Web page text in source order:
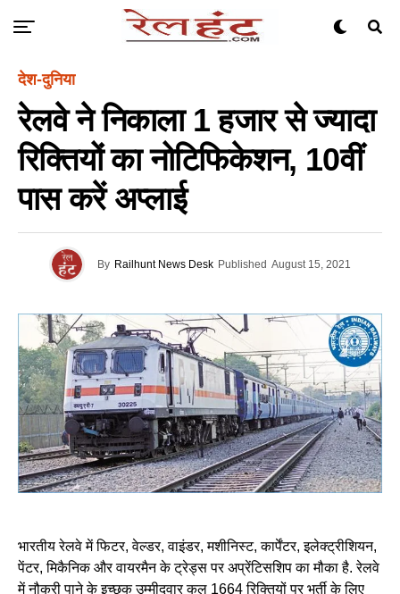
देश-दुनिया
रेलवे ने निकाला 1 हजार से ज्‍यादा
रिक्तियों का नोटिफिकेशन, 10वीं
पास करें अप्‍लाई
By Railhunt News Desk Published August 15, 2021
भारतीय रेलवे में फिटर, वेल्‍डर, वाइंडर, मशीनिस्‍ट, कार्पेंटर, इलेक्‍ट्रीशियन,
पेंटर, मिकैनिक और वायरमैन के ट्रेड्स पर अप्रेंटिसशिप का मौका है. रेलवे
में नौकरी पाने के इच्‍छुक उम्‍मीदवार कुल 1664 रिक्तियों पर भर्ती के लिए